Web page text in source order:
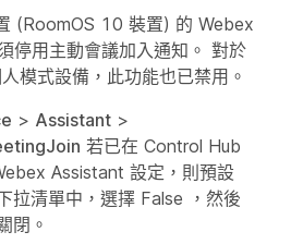
(RoomOS 10 裝置) 的 Webex
停用主動會議加入通知。 對於
模式設備，此功能也已禁用。
> Assistant >
若已在 Control Hub
Assistant 設定，則預設
拉清單中，選擇 False ，然後
閉。